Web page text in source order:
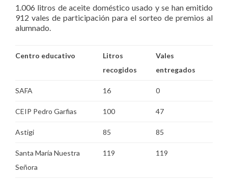
1.006 litros de aceite doméstico usado y se han emitido
912 vales de participación para el sorteo de premios al
alumnado.
Centro educativo
Litros
recogidos
Vales
entregados
SAFA 16 0
CEIP Pedro Garfias 100 47
Astigi 85 85
Santa María Nuestra
Señora
119 119